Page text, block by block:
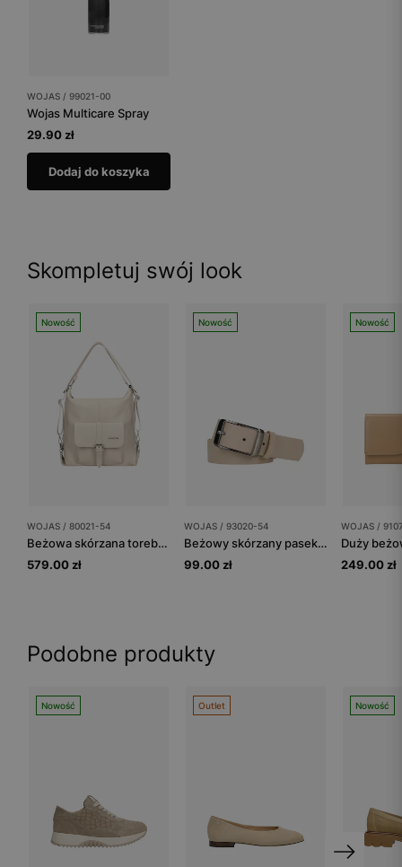
WOJAS / 99021-00
Wojas Multicare Spray
29.90 zł
Dodaj do koszyka
Skompletuj swój look
Nowość
WOJAS / 80021-54
Beżowa skórzana torebka plecak 2w1
579.00 zł
Nowość
WOJAS / 93020-54
Beżowy skórzany pasek damski
99.00 zł
Nowość
WOJAS /
249.00 zł
Podobne produkty
Nowość Outlet Nowość